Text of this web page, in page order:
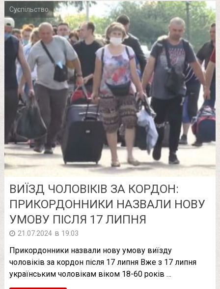
Суспільство
ВИЇЗД ЧОЛОВІКІВ ЗА КОРДОН:
ПРИКОРДОННИКИ НАЗВАЛИ НОВУ
УМОВУ ПІСЛЯ 17 ЛИПНЯ
21.07.2024 в 19:03
Прикордонники назвали нову умову виїзду
чоловіків за кордон після 17 липня Вже з 17 липня
українським чоловікам віком 18-60 років …